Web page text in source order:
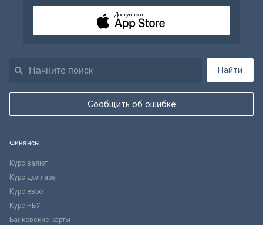
Найти
Сообщить об ошибке
Доступно в
Финансы
Курс валют
Курс доллара
Курс евро
Курс НБУ
Банковские карты